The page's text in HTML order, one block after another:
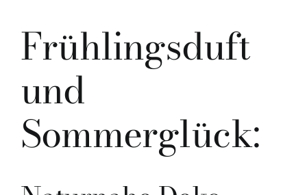
Frühlingsduft
und
Sommerglück: